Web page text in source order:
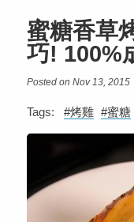
蜜糖香草
巧! 100%
Posted on Nov 13, 2015
Tags: #烤雞 #蜜糖